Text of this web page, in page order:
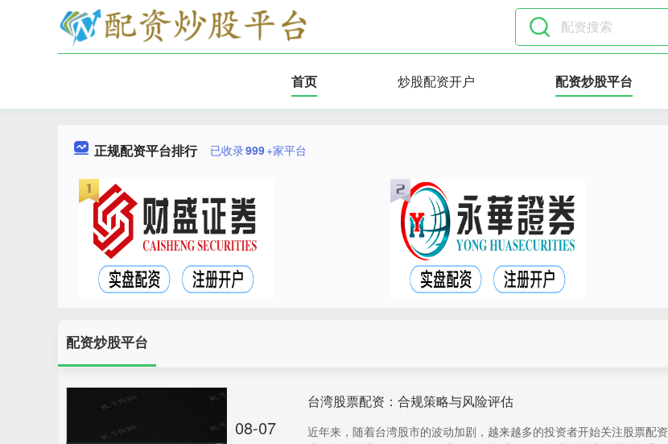
首页 炒股配资开户 配资炒股平台
正规配资平台排行 已收录999+家平台
配资炒股平台
08-07
台湾股票配资：合规策略与风险评估
近年来，随着台湾股市的波动加剧，越来越多的投资者开始关注股票配资